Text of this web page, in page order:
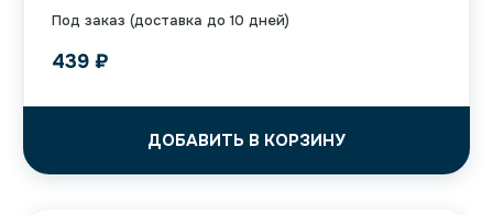
Под заказ (доставка до 10 дней)
439 ₽
ДОБАВИТЬ В КОРЗИНУ